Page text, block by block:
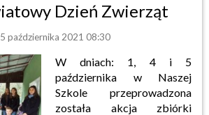
Dzień Zwierząt
października 2021 08:30
W dniach: 1, 4 i 5
października w Naszej
Szkole przeprowadzona
została akcja zbiórki